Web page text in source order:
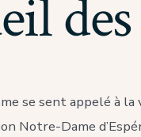
se sent appelé à
Notre-Dame